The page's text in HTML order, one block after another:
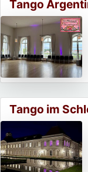
Tango
Tango im